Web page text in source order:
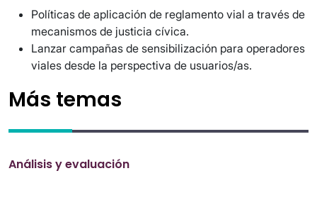
Políticas de aplicación de reglamento vial a través de
mecanismos de justicia cívica.
Lanzar campañas de sensibilización para operadores
viales desde la perspectiva de usuarios/as.
Más temas
Análisis y evaluación